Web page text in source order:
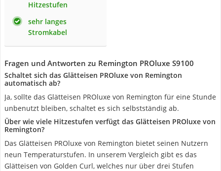
Hitzestufen
sehr langes
Stromkabel
Fragen und Antworten zu Remington PROluxe S9100
Schaltet sich das Glätteisen PROluxe von Remington
automatisch ab?
Ja, sollte das Glätteisen PROluxe von Remington für eine Stunde
unbenutzt bleiben, schaltet es sich selbstständig ab.
Über wie viele Hitzestufen verfügt das Glätteisen PROluxe von
Remington?
Das Glätteisen PROluxe von Remington bietet seinen Nutzern
neun Temperaturstufen. In unserem Vergleich gibt es das
Glätteisen von Golden Curl, welches nur über drei Stufen